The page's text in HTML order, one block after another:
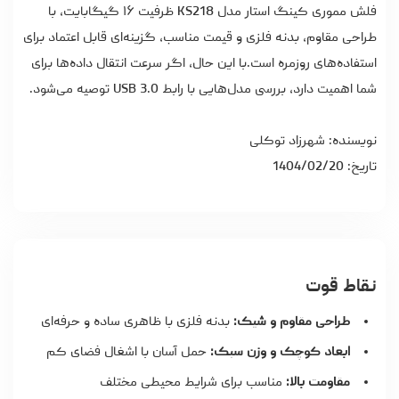
فلش مموری کینگ استار مدل KS218 ظرفیت ۱۶ گیگابایت، با
طراحی مقاوم، بدنه فلزی و قیمت مناسب، گزینه‌ای قابل اعتماد برای
استفاده‌های روزمره است.با این حال، اگر سرعت انتقال داده‌ها برای
شما اهمیت دارد، بررسی مدل‌هایی با رابط USB 3.0 توصیه می‌شود.
نویسنده: شهرزاد توکلی
تاریخ: 1404/02/20
نقاط قوت
طراحی مقاوم و شیک: بدنه فلزی با ظاهری ساده و حرفه‌ای
ابعاد کوچک و وزن سبک: حمل آسان با اشغال فضای کم
مقاومت بالا: مناسب برای شرایط محیطی مختلف